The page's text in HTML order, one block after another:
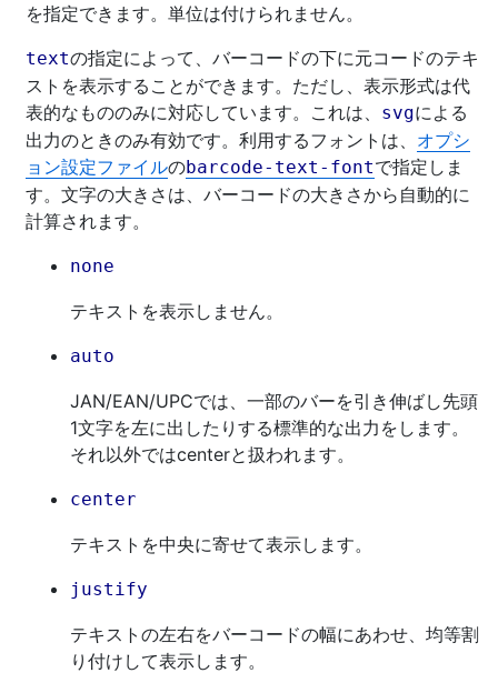
を指定できます。単位は付けられません。
textの指定によって、バーコードの下に元コードのテキ
ストを表示することができます。ただし、表示形式は代
表的なもののみに対応しています。これは、 svgによる
出力のときのみ有効です。利用するフォントは、 オプシ
ョン設定ファイルのbarcode-text-fontで指定しま
す。文字の大きさは、バーコードの大きさから自動的に
計算されます。
none
テキストを表示しません。
auto
JAN/EAN/UPCでは、一部のバーを引き伸ばし先頭
1文字を左に出したりする標準的な出力をします。
それ以外ではcenterと扱われます。
center
テキストを中央に寄せて表示します。
justify
テキストの左右をバーコードの幅にあわせ、均等割
り付けして表示します。